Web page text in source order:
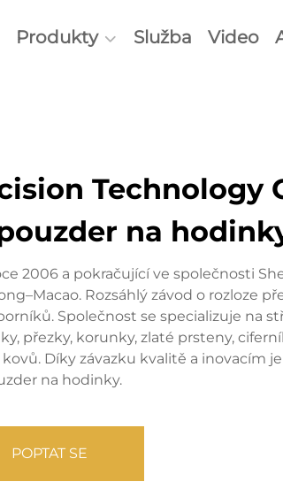
Produkty Služba Video
Technology
na
2006 a pokračující ve společnosti
Rozsáhlý závod o rozloze
Společnost se specializuje na
přezky, korunky, zlaté prsteny,
Díky závazku kvalitě a inovacím
na hodinky.
POPTAT SE